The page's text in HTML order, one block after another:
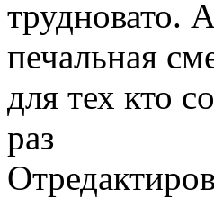
трудновато.
печальная
для тех кто
раз